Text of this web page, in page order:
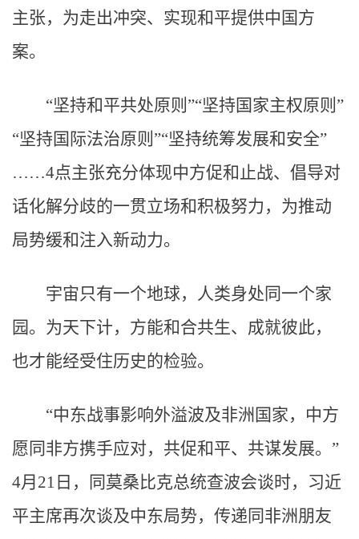
主张，为走出冲突、实现和平提供中国方
案。
“坚持和平共处原则”“坚持国家主权原则”
“坚持国际法治原则”“坚持统筹发展和安全”
……4点主张充分体现中方促和止战、倡导对
话化解分歧的一贯立场和积极努力，为推动
局势缓和注入新动力。
宇宙只有一个地球，人类身处同一个家
园。为天下计，方能和合共生、成就彼此，
也才能经受住历史的检验。
“中东战事影响外溢波及非洲国家，中方
愿同非方携手应对，共促和平、共谋发展。”
4月21日，同莫桑比克总统查波会谈时，习近
平主席再次谈及中东局势，传递同非洲朋友